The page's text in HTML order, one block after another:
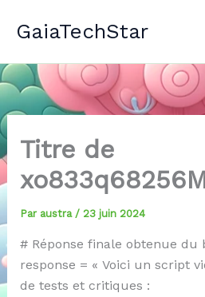
GaiaTechStar
Titre de
Par austra / 23 juin 2024
# Réponse finale obtenue du
response = « Voici un script
de tests et critiques :